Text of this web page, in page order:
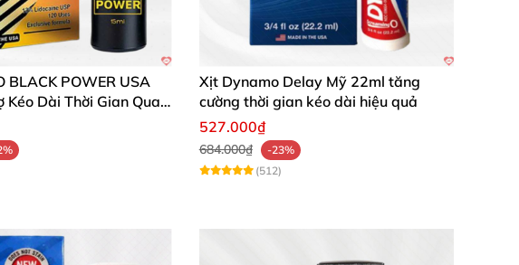
tràn đầy hứng khởi! Đặt mua hôm nay để khám phá sự
BLACK POWER USA
Kéo Dài Thời Gian Quan
Xịt Dynamo Delay Mỹ 22ml tăng
cường thời gian kéo dài hiệu quả
527.000₫
684.000₫
-23%
(512)